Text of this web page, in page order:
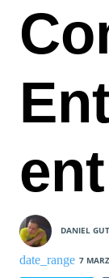
ent
DANIEL
7